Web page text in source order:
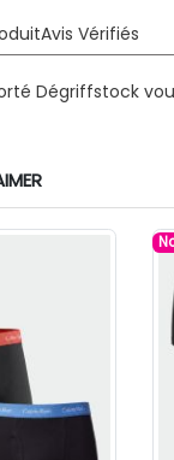
Avis Vérifiés
Dégriffstock